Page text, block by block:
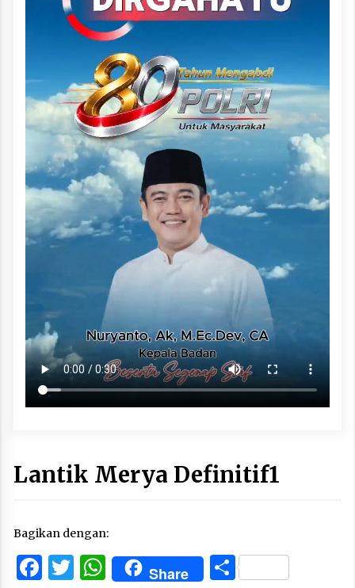
Lantik Merya Definitif1
Bagikan dengan:
Facebook
Twitter
WhatsApp
Share Share